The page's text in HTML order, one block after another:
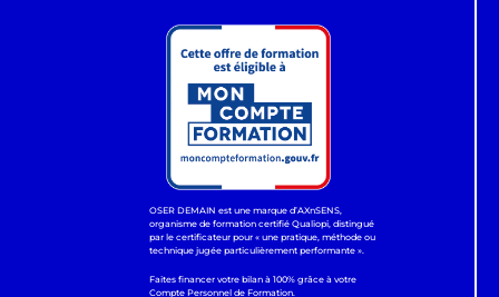
OSER DEMAIN est une marque d’AXnSENS,
organisme de formation certifié Qualiopi, distingué
par le certificateur pour « une pratique, méthode ou
technique jugée particulièrement performante ».
Faites financer votre bilan à 100% grâce à votre
Compte Personnel de Formation.